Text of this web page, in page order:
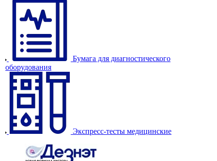
Бумага для диагностического
оборудования
Экспресс-тесты медицинские